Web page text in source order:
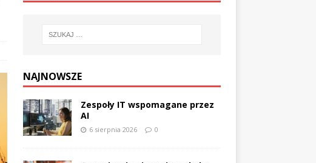
NAJNOWSZE
Zespoły IT wspomagane przez
AI
6 sierpnia 2026 0